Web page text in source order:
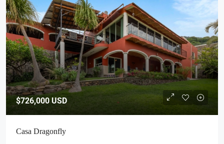
$726,000USD
Casa Dragonfly